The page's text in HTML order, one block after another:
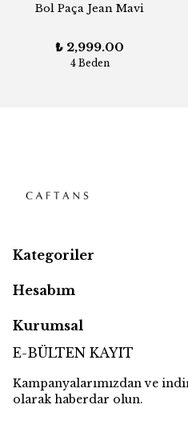
Bol Paça Jean Mavi
₺ 2,999.00
4 Beden
Kategoriler
Hesabım
Kurumsal
E-BÜLTEN KAYIT
Kampanyalarımızdan ve
olarak haberdar olun.